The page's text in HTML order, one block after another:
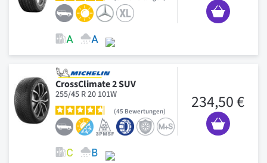
CrossClimate 2 SUV
255/45 R 20 101W
45 Bewertungen 234,50 €